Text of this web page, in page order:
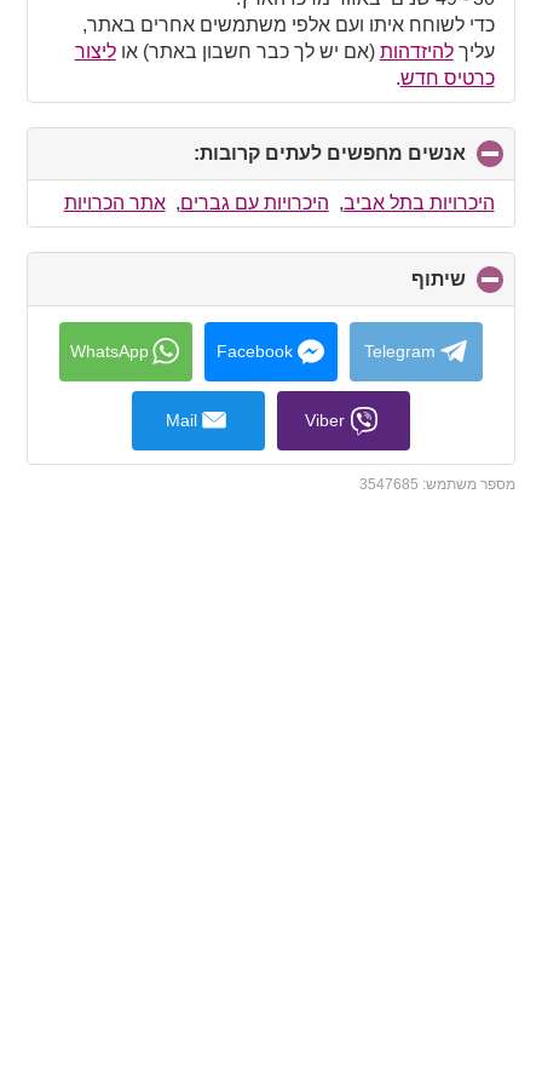
כדי לשוחח איתו ועם אלפי משתמשים אחרים באתר,
עליךלהיזדהות (אם יש לך כבר חשבון באתר) אוליצור
כרטיס חדש.
אנשים מחפשים לעתים קרובות:
to
collapse
contents
היכרויות בתל אביב, היכרויות עם גברים,אתר הכרויות
שיתוף
to
collapse
contents
Telegram
Facebook
WhatsApp
Viber
Mail
מספר משתמש: 3547685